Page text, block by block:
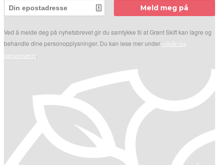
Meld meg på
Ved å melde deg på nyhetsbrevet gir du samtykke til at Grønt Skift kan lagre og
behandle dine personopplysninger. Du kan lese mer under vilkår og
personvern